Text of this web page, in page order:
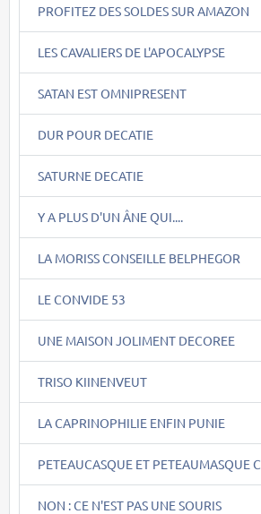
PROFITEZ DES SOLDES SUR AMAZON
LES CAVALIERS DE L'APOCALYPSE
SATAN EST OMNIPRESENT
DUR POUR DECATIE
SATURNE DECATIE
Y A PLUS D'UN ÂNE QUI....
LA MORISS CONSEILLE BELPHEGOR
LE CONVIDE 53
UNE MAISON JOLIMENT DECOREE
TRISO KIINENVEUT
LA CAPRINOPHILIE ENFIN PUNIE
PETEAUCASQUE ET PETEAUMASQUE C
NON : CE N'EST PAS UNE SOURIS